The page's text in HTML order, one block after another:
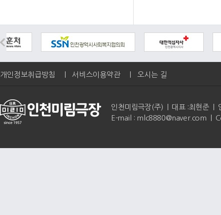
개인정보취급방침 서비스이용약관 오시는 길
인천미림극장(주) | 대표 :최현준 |
E-mail : mlc8880@naver.com |